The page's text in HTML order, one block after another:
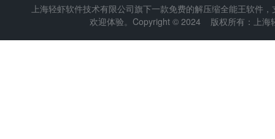
上海轻虾软件技术有限公司旗下一款免费的解压缩全能王软件
欢迎体验。Copyright © 2024 版权所有：上